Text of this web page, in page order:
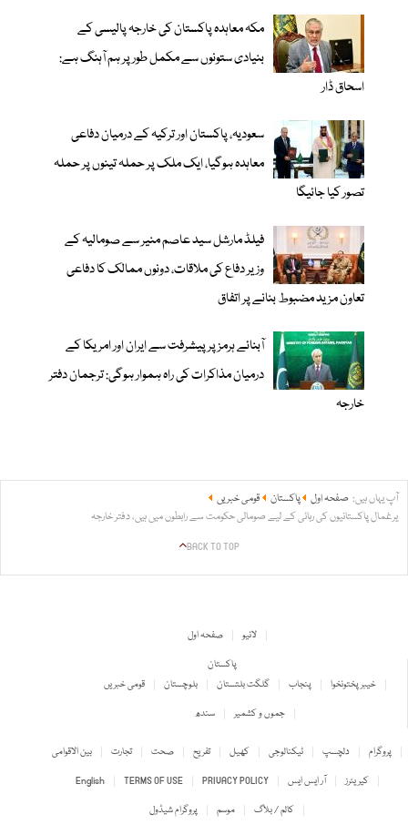
مکہ معاہدہ پاکستان کی خارجہ پالیسی کے
بنیادی ستونوں سے مکمل طور پر ہم آہنگ ہے:
اسحاق ڈار
سعودیہ، پاکستان اور ترکیہ کے درمیان دفاعی
معاہدہ ہوگیا، ایک ملک پر حملہ تینوں پر حملہ
تصور کیا جائیگا
فیلڈ مارشل سید عاصم منیر سے صومالیہ کے
وزیر دفاع کی ملاقات، دونوں ممالک کا دفاعی
تعاون مزید مضبوط بنانے پر اتفاق
آبنائے ہرمز پر پیشرفت سے ایران اور امریکا کے
درمیان مذاکرات کی راہ ہموار ہوگی: ترجمان دفتر
خارجہ
آپ یہاں ہیں: صفحہ اول پاکستان
قومی خبریں
یرغمال پاکستانیوں کی رہائی کے لیے صومالی حکومت سے رابطوں میں ہیں، دفتر خارجہ
BACK TO TOP
صفحہ اول
لائیو
پاکستان
قومی خبریں
بلوچستان گلگت بلتستان پنجاب
خیبر پختونخوا
سندھ
جموں و کشمیر
بین الاقوامی تجارت صحت تفریح کھیل ٹیکنالوجی دلچسپ
پروگرام
English
TERMS OF USE PRIVACY POLICY آر ایس ایس
کیریئرز
پروگرام شیڈول
موسم کالم / بلاگ